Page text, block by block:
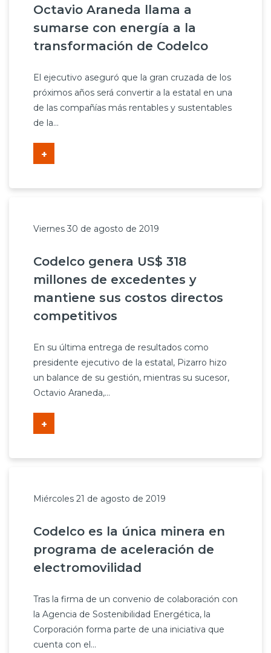
Octavio Araneda llama a
sumarse con energía a la
transformación de Codelco
El ejecutivo aseguró que la gran cruzada de los
próximos años será convertir a la estatal en una
de las compañías más rentables y sustentables
de la...
+
Viernes 30 de agosto de 2019
Codelco genera US$ 318
millones de excedentes y
mantiene sus costos directos
competitivos
En su última entrega de resultados como
presidente ejecutivo de la estatal, Pizarro hizo
un balance de su gestión, mientras su sucesor,
Octavio Araneda,...
+
Miércoles 21 de agosto de 2019
Codelco es la única minera en
programa de aceleración de
electromovilidad
Tras la firma de un convenio de colaboración con
la Agencia de Sostenibilidad Energética, la
Corporación forma parte de una iniciativa que
cuenta con el...